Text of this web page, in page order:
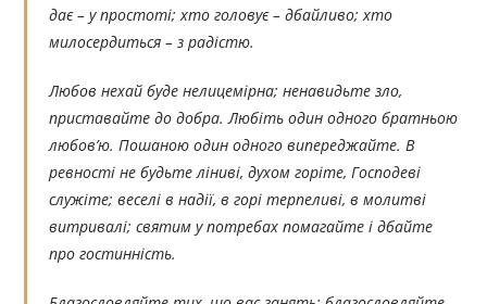
дає – у простоті; хто головує – дбайливо; хто
милосердиться – з радістю.
Любов нехай буде нелицемірна; ненавидьте зло,
приставайте до добра. Любіть один одного братньою
любов’ю. Пошаною один одного випереджайте. В
ревності не будьте ліниві, духом горіте, Господеві
служіте; веселі в надії, в горі терпеливі, в молитві
витривалі; святим у потребах помагайте і дбайте
про гостинність.